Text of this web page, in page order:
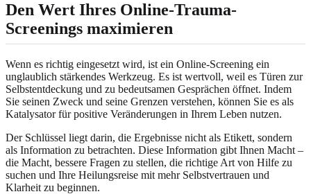
Den Wert Ihres Online-Trauma-
Screenings maximieren
Wenn es richtig eingesetzt wird, ist ein Online-Screening ein
unglaublich stärkendes Werkzeug. Es ist wertvoll, weil es Türen zur
Selbstentdeckung und zu bedeutsamen Gesprächen öffnet. Indem
Sie seinen Zweck und seine Grenzen verstehen, können Sie es als
Katalysator für positive Veränderungen in Ihrem Leben nutzen.
Der Schlüssel liegt darin, die Ergebnisse nicht als Etikett, sondern
als Information zu betrachten. Diese Information gibt Ihnen Macht –
die Macht, bessere Fragen zu stellen, die richtige Art von Hilfe zu
suchen und Ihre Heilungsreise mit mehr Selbstvertrauen und
Klarheit zu beginnen.